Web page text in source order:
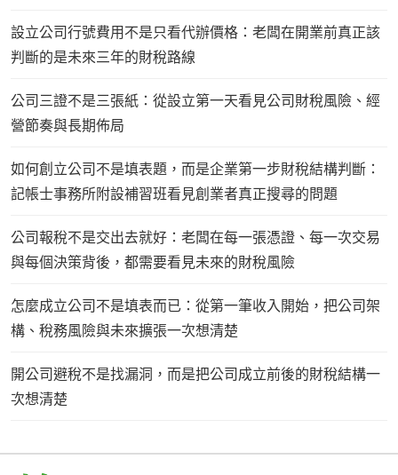
設立公司行號費用不是只看代辦價格：老闆在開業前真正該
判斷的是未來三年的財稅路線
公司三證不是三張紙：從設立第一天看見公司財稅風險、經
營節奏與長期佈局
如何創立公司不是填表題，而是企業第一步財稅結構判斷：
記帳士事務所附設補習班看見創業者真正搜尋的問題
公司報稅不是交出去就好：老闆在每一張憑證、每一次交易
與每個決策背後，都需要看見未來的財稅風險
怎麼成立公司不是填表而已：從第一筆收入開始，把公司架
構、稅務風險與未來擴張一次想清楚
開公司避稅不是找漏洞，而是把公司成立前後的財稅結構一
次想清楚